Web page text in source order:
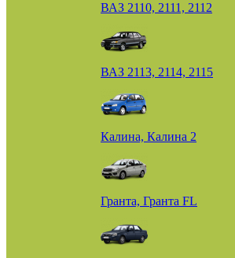
ВАЗ 2110, 2111, 2112
ВАЗ 2113, 2114, 2115
Калина, Калина 2
Гранта, Гранта FL